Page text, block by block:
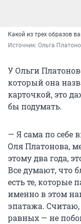
Какой из трех образов
Источник: Ольга
У Ольги
который она
карточкой, это
бы подумать.
— Я сама по себе
Оля Платонова,
этому два года,
Все думают, что
есть те, которые
именно в этом
эпатажа.
равных — не